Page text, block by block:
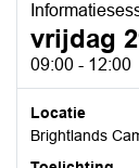
vrijdag
09:00 - 12:00
Locatie
Brightlands